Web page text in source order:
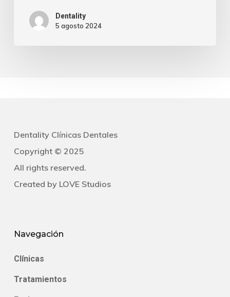
realizar
Dentality
5 agosto 2024
Dentality Clínicas Dentales
Copyright © 2025
All rights reserved.
Created by LOVE Studios
Navegación
Clínicas
Tratamientos